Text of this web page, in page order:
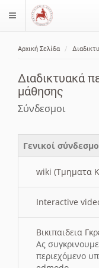
$langMenu
Αρχική Σελίδα
Διαδικτυακά
μάθησης
Σύνδεσμοι
Γενικοί
wiki (Τμηματα
Interactive
Βικιπαιδεια
Ας
περιεχόμενο